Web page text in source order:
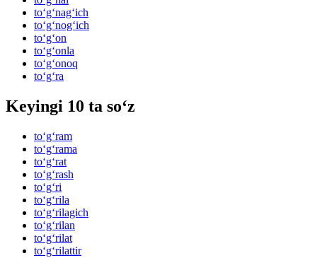
to‘g‘nag‘ich
to‘g‘nog‘ich
to‘g‘on
to‘g‘onla
to‘g‘onoq
to‘g‘ra
Keyingi 10 ta so‘z
to‘g‘ram
to‘g‘rama
to‘g‘rat
to‘g‘rash
to‘g‘ri
to‘g‘rila
to‘g‘rilagich
to‘g‘rilan
to‘g‘rilat
to‘g‘rilattir